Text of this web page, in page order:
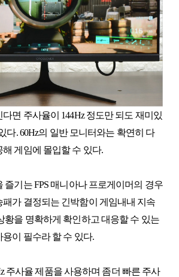
면 주사율이 144Hz 정도만 되도 재미있
다. 60Hz의 일반 모니터와는 확연히 다
게임에 몰입할 수 있다.
즐기는 FPS 매니아나 프로게이머의 경우
패가 결정되는 긴박함이 게임내내 지속
황을 명확하게 확인하고 대응할 수 있는
이 필수라 할 수 있다.
주사율 제품을 사용하며 좀더 빠른 주사